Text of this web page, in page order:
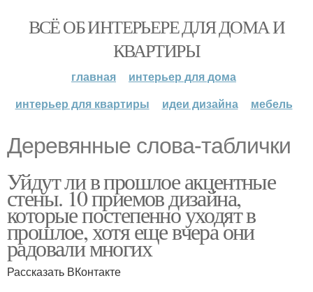
ВСЁ ОБ ИНТЕРЬЕРЕ ДЛЯ ДОМА И
КВАРТИРЫ
главная
интерьер для дома
интерьер для квартиры
идеи дизайна мебель
Деревянные слова-таблички
Уйдут ли в прошлое акцентные
стены. 10 приемов дизайна,
которые постепенно уходят в
прошлое, хотя еще вчера они
радовали многих
Рассказать ВКонтакте